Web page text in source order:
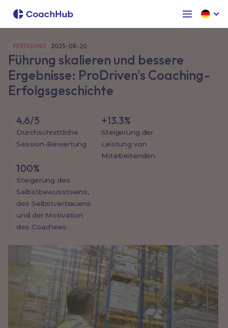
FERTIGUNG 2025-08-20
Führung skalieren und bessere
Ergebnisse: ProDriven's Coaching-
Erfolgsgeschichte
4.6/5
Durchschnittliche
Session-Bewertung
+13.3%
Steigerung der
Leistung von
Mitarbeitenden
100%
Steigerung des
Selbstbewusstseins,
des Selbstvertrauens
und der Motivation
des Coachees